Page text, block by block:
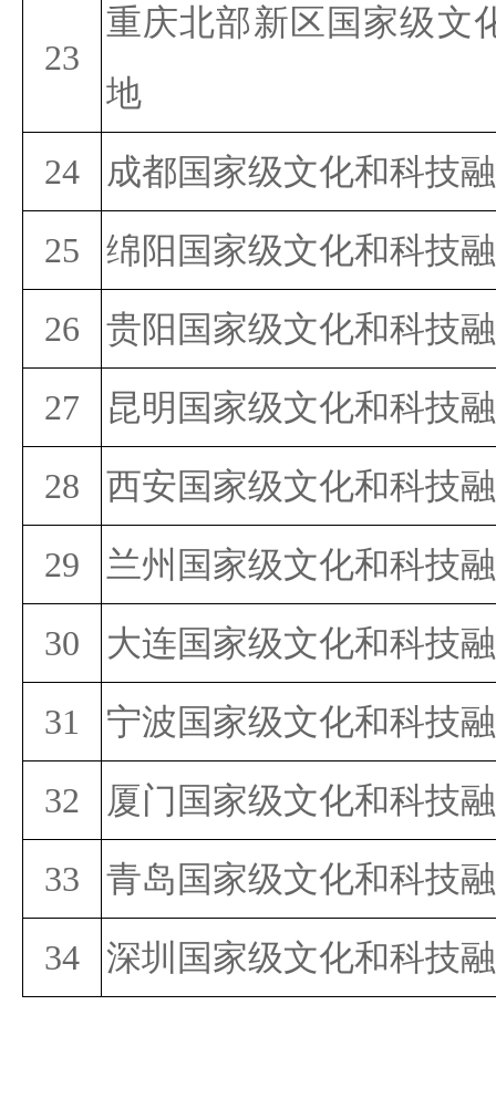
23
重庆北部新区国家级文
地
24
成都国家级文化和科技
25
绵阳国家级文化和科技
26
贵阳国家级文化和科技
27
昆明国家级文化和科技
28
西安国家级文化和科技
29
兰州国家级文化和科技
30
大连国家级文化和科技
31
宁波国家级文化和科技
32
厦门国家级文化和科技
33
青岛国家级文化和科技
34
深圳国家级文化和科技